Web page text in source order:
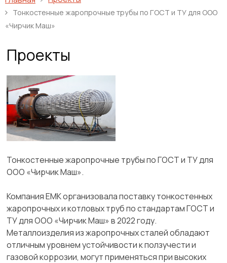
Тонкостенные жаропрочные трубы по ГОСТ и ТУ для ООО
«Чирчик Маш»
Проекты
Тонкостенные жаропрочные трубы по ГОСТ и ТУ для
ООО «Чирчик Маш».
Компания ЕМК организовала поставку тонкостенных
жаропрочных и котловых труб по стандартам ГОСТ и
ТУ для ООО «Чирчик Маш» в 2022 году.
Металлоизделия из жаропрочных сталей обладают
отличным уровнем устойчивости к ползучести и
газовой коррозии, могут применяться при высоких